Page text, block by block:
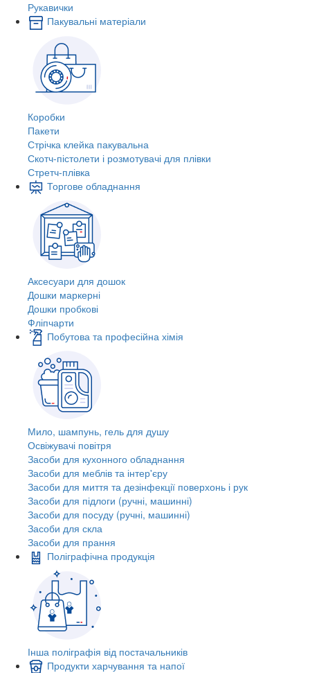
Рукавички
Пакувальні матеріали
Коробки
Пакети
Стрічка клейка пакувальна
Скотч-пістолети і розмотувачі для плівки
Стретч-плівка
Торгове обладнання
Аксесуари для дошок
Дошки маркерні
Дошки пробкові
Фліпчарти
Побутова та професійна хімія
Мило, шампунь, гель для душу
Освіжувачі повітря
Засоби для кухонного обладнання
Засоби для меблів та інтер'єру
Засоби для миття та дезінфекції поверхонь і рук
Засоби для підлоги (ручні, машинні)
Засоби для посуду (ручні, машинні)
Засоби для скла
Засоби для прання
Поліграфічна продукція
Інша поліграфія від постачальників
Продукти харчування та напої